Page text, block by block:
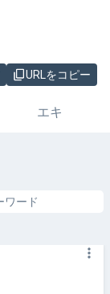
URLをコピー
エキ